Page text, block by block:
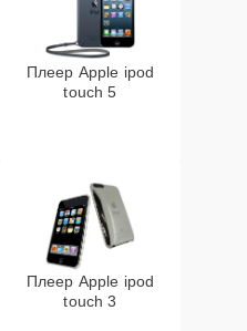
Плеер Apple ipod
touch 5
Плеер Apple ipod
touch 3